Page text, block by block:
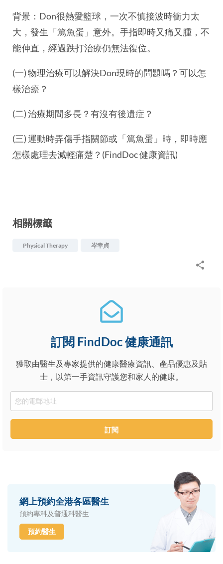
背景：Don很熱愛籃球，一次不慎接波時衝力太
大，發生「篤魚蛋」意外。手指即時又痛又腫，不
能伸直，經過跌打治療仍無法復位。
(一) 物理治療可以解決Don現時的問題嗎？可以怎
樣治療？
(二) 治療期間多長？有沒有後遺症？
(三) 運動時弄傷手指關節或「篤魚蛋」時，即時應
怎樣處理去減輕痛楚？(FindDoc 健康資訊)
相關標籤
Physical Therapy 岑幸貞
訂閱 FindDoc 健康通訊
獲取由醫生及專家提供的健康醫療資訊、產品優惠及貼
士，以第一手資訊守護您和家人的健康。
Email
訂閱
網上預約全港各區醫生
預約專科及普通科醫生
預約醫生